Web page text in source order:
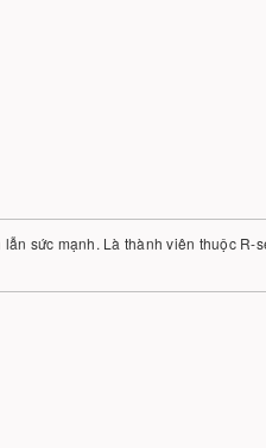
sức mạnh. Là thành viên thuộc R-